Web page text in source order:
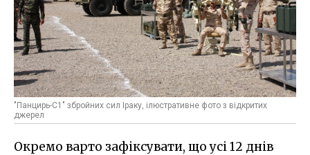
"Панцирь-С1" збройних сил Іраку, ілюстративне фото з відкритих
джерел
Окремо варто зафіксувати, що усі 12 днів